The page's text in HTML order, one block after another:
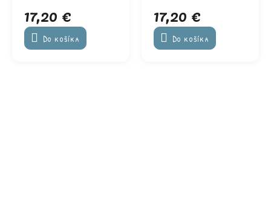
17,20 €
Do košíka
17,20 €
Do košíka